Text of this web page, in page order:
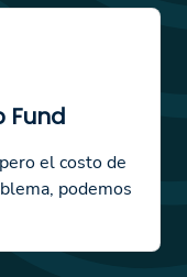
Fund
el costo de
podemos